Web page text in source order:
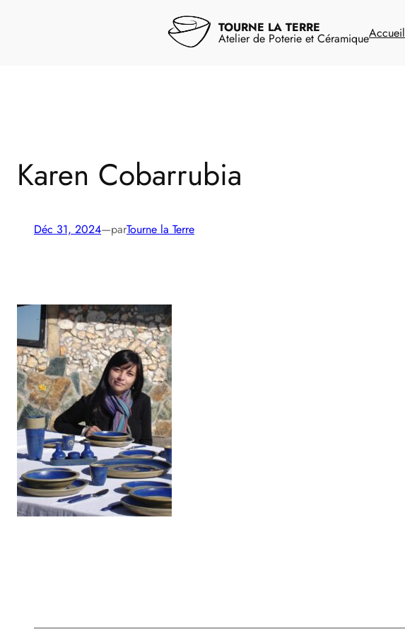
TOURNE LA TERRE
Atelier de Poterie et CéramiqueAccueil
Karen Cobarrubia
Déc 31, 2024—parTourne la Terre